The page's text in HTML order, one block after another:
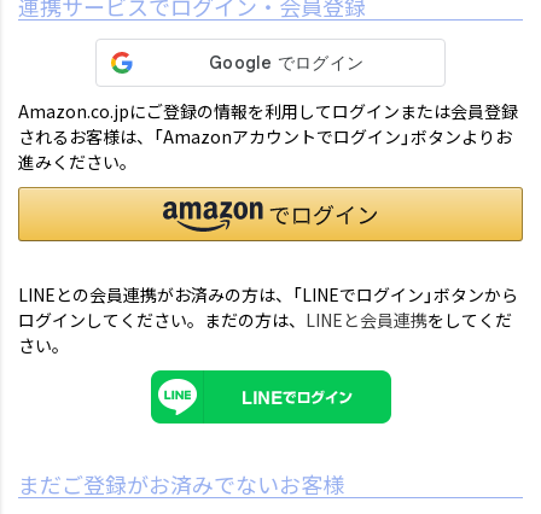
連携サービスでログイン・会員登録
Amazon.co.jpにご登録の情報を利用してログインまたは会員登録
されるお客様は、「Amazonアカウントでログイン」ボタンよりお
進みください。
LINEとの会員連携がお済みの方は、「LINEでログイン」ボタンから
ログインしてください。まだの方は、 LINEと会員連携をしてくだ
さい。
まだご登録がお済みでないお客様